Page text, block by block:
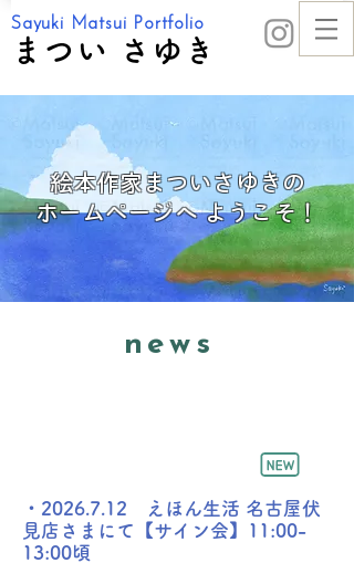
Sayuki Matsui Portfolio
まつい さゆき
絵本作家まついさゆきの
​ホームページへ ようこそ！
news
・2026.7.12 えほん生活 名古屋伏
見店さまにて【サイン会】11:00-
13:00頃